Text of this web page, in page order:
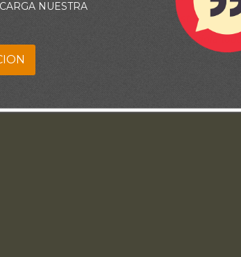
saber lo que he hecho, o lo que estoy a punto
de todo lo que hay en mí, que viola
de mí, para poder reconocer mis
NUESTRA